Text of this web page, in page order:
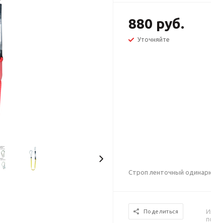
880 руб.
Уточняйте
Строп ленточный
Поделиться